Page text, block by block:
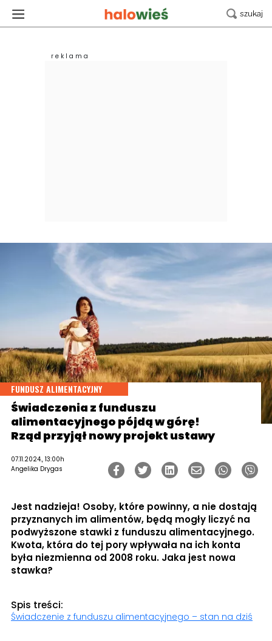
FUNDUSZ ALIMENTACYJNY
Świadczenia z funduszu
alimentacyjnego pójdą w górę!
Rząd przyjął nowy projekt ustawy
07.11.2024., 13:00h
Angelika Drygas
Jest nadzieja! Osoby, które powinny, a nie dostają
przyznanych im alimentów, będą mogły liczyć na
podwyższone stawki z funduszu alimentacyjnego.
Kwota, która do tej pory wpływała na ich konta
była niezmienna od 2008 roku. Jaka jest nowa
stawka?
Spis treści:
Świadczenie z funduszu alimentacyjnego – stan na dziś